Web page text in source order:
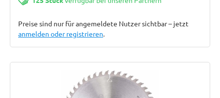
Preise sind nur für angemeldete Nutzer sichtbar – jetzt
anmelden oder registrieren.